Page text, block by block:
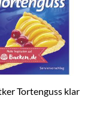
Tortenguss klar